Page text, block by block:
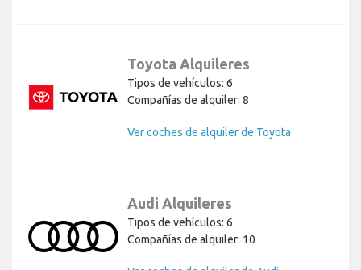
Toyota Alquileres
Tipos de vehículos: 6
Compañías de alquiler: 8
Ver coches de alquiler de Toyota
Audi Alquileres
Tipos de vehículos: 6
Compañías de alquiler: 10